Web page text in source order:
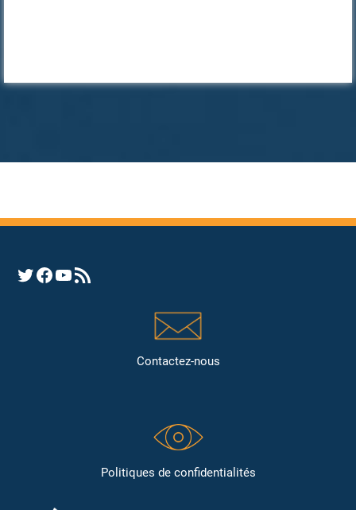
Opens YHRC Twitter feed Opens the YHRC Facebook page Opens the YHRC YouTube channel Opens a YHRC RSS news feed
Contactez-nous
Politiques de confidentialités